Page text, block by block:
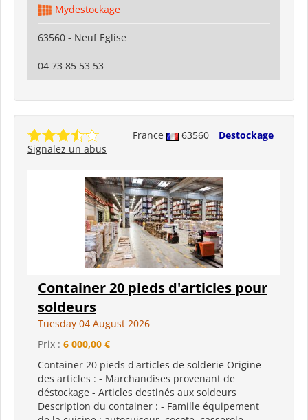
Mydestockage
63560 - Neuf Eglise
04 73 85 53 53
France 63560
Destockage
Signalez un abus
Container 20 pieds d'articles pour
soldeurs
Tuesday 04 August 2026
Prix : 6 000,00 €
Container 20 pieds d'articles de solderie Origine
des articles : - Marchandises provenant de
déstockage - Articles destinés aux soldeurs
Description du container : - Famille équipement